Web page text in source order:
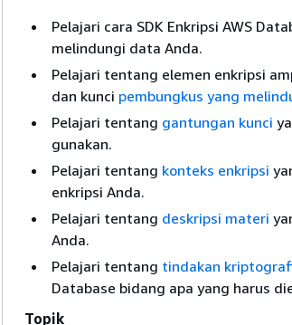
Pelajari cara SDK Enkripsi AWS
melindungi data Anda.
Pelajari tentang elemen enkripsi
dan kunci pembungkus yang
Pelajari tentang gantungan kunci
gunakan.
Pelajari tentang konteks enkripsi
enkripsi Anda.
Pelajari tentang deskripsi materi
Anda.
Pelajari tentang tindakan
Database bidang apa yang harus
Topik